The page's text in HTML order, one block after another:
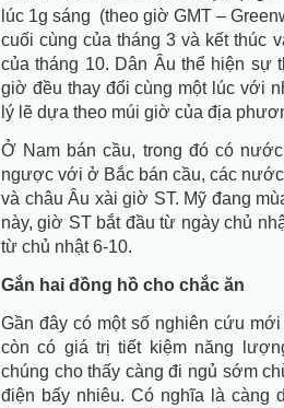
lúc 1g sáng (theo giờ GMT –
cuối cùng của tháng 3 và kết thúc
của tháng 10. Dân Âu thể hiện sự
giờ đều thay đổi cùng một lúc với
lý lẽ dựa theo múi giờ của địa
Ở Nam bán cầu, trong đó có
ngược với ở Bắc bán cầu, các
và châu Âu xài giờ ST. Mỹ đang
này, giờ ST bắt đầu từ ngày chủ
từ chủ nhật 6-10.
Gắn hai đồng hồ cho chắc ăn
Gần đây có một số nghiên cứu
còn có giá trị tiết kiệm năng
chúng cho thấy càng đi ngủ sớm
điện bấy nhiêu. Có nghĩa là